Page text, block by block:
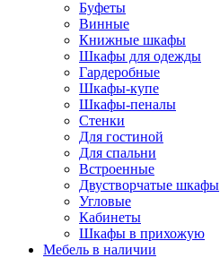
Буфеты
Винные
Книжные шкафы
Шкафы для одежды
Гардеробные
Шкафы-купе
Шкафы-пеналы
Стенки
Для гостиной
Для спальни
Встроенные
Двустворчатые шкафы
Угловые
Кабинеты
Шкафы в прихожую
Мебель в наличии